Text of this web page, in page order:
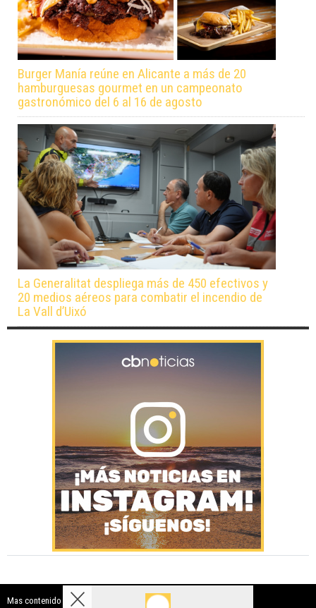
Burger Manía reúne en Alicante a más de 20
hamburguesas gourmet en un campeonato
gastronómico del 6 al 16 de agosto
La Generalitat despliega más de 450 efectivos y
20 medios aéreos para combatir el incendio de
La Vall d’Uixó
Mas contenido de Costa Blanca Noticias: